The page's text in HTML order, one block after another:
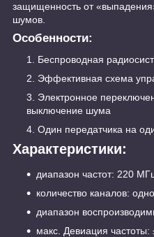
защищенность от
шумов.
Особенности:
Беспроводная
Эффективная схема
Электронное
выключение шума
Один передатчика на
Характеристики:
диапазон частот: 220
количество каналов:
диапазон
макс. Девиация частоты: